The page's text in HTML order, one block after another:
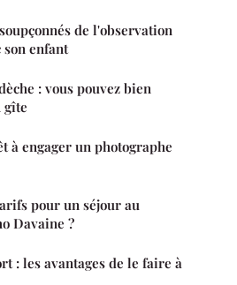
de l'observation
son enfant
: vous pouvez bien
gîte
à engager un photographe
pour un séjour au
Davaine ?
: les avantages de le faire à